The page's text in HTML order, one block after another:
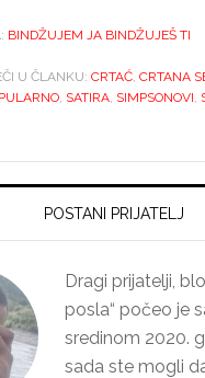
BINDŽUJEM JA BINDŽUJEŠ TI
U ČLANKU: CRTAĆ, CRTANA
, SATIRA, SIMPSONOVI
POSTANI PRIJATELJ
Dragi prijatelji,
posla“ počeo je
sredinom 2020.
sada ste mogli